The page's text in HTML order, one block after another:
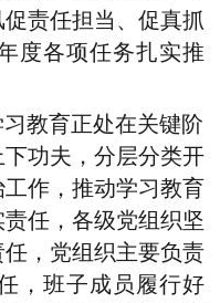
责任担当、促真抓
度各项任务扎实推
教育正处在关键阶
功夫，分层分类开
作，推动学习教育
任，各级党组织坚
，党组织主要负责
，班子成员履行好